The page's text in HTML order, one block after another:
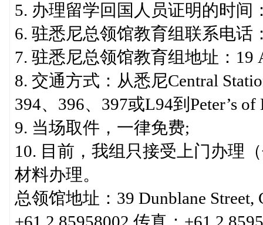
5. 办理留学回国人员证明的时间
6. 驻悉尼总领馆教育组联系电话
7. 驻悉尼总领馆教育组地址：19
8. 交通方式：从悉尼Central
394、396、397或L94到Peter’s
9. 当场取件，一律免费;
10. 目前，我组只接受上门办理
材料办理。
总领馆地址：39 Dunblane Street,